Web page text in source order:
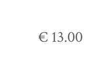
€ 13.00